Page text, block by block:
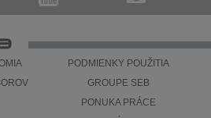
PODMIENKY POUŽITIA
GROUPE SEB
PONUKA PRÁCE